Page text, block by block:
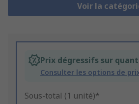
Voir la
Prix dégressifs sur
Consulter les options de
Sous-total (1 unité)*